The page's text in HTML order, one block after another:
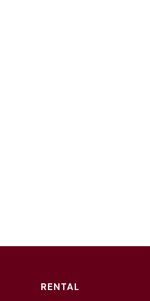
RENTAL